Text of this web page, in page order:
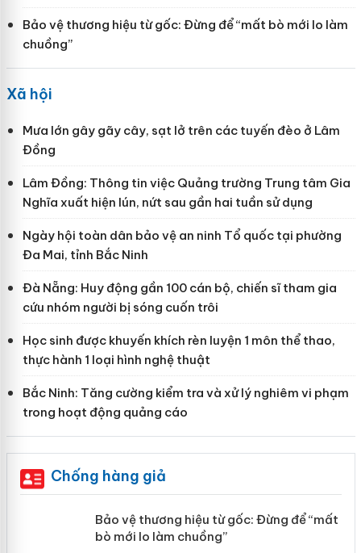
Bảo vệ thương hiệu từ gốc: Đừng để “mất bò mới lo làm
chuồng”
Xã hội
Mưa lớn gây gãy cây, sạt lở trên các tuyến đèo ở Lâm
Đồng
Lâm Đồng: Thông tin việc Quảng trường Trung tâm Gia
Nghĩa xuất hiện lún, nứt sau gần hai tuần sử dụng
Ngày hội toàn dân bảo vệ an ninh Tổ quốc tại phường
Đa Mai, tỉnh Bắc Ninh
Đà Nẵng: Huy động gần 100 cán bộ, chiến sĩ tham gia
cứu nhóm người bị sóng cuốn trôi
Học sinh được khuyến khích rèn luyện 1 môn thể thao,
thực hành 1 loại hình nghệ thuật
Bắc Ninh: Tăng cường kiểm tra và xử lý nghiêm vi phạm
trong hoạt động quảng cáo
Chống hàng giả
Bảo vệ thương hiệu từ gốc: Đừng để
“mất bò mới lo làm chuồng”